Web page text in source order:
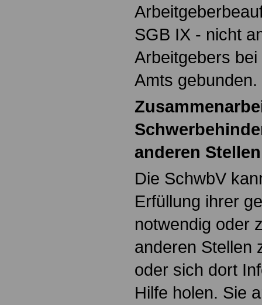
SGB IX - nicht
Arbeitgebers
Amts gebunden.
anderen Stellen
Die SchwbV
Erfüllung ihrer
notwendig oder
anderen Stellen
oder sich dort
Hilfe holen. Sie